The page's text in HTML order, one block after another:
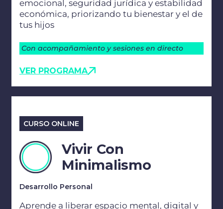
emocional, seguridad jurídica y estabilidad
económica, priorizando tu bienestar y el de
tus hijos
Con acompañamiento y sesiones en directo
VER PROGRAMA
CURSO ONLINE
Vivir Con
Minimalismo
Desarrollo Personal
Aprende a liberar espacio mental, digital y